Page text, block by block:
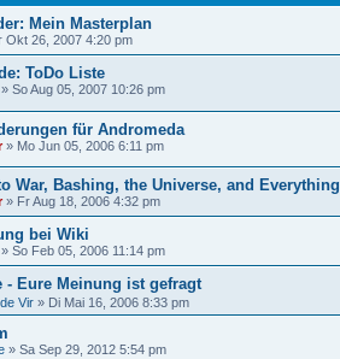
Mein Masterplan
Okt 26, 2007 4:20 pm
ToDo Liste
So Aug 05, 2007 10:26 pm
für Andromeda
» Mo Jun 05, 2006 6:11 pm
War, Bashing, the Universe, and Everything
» Fr Aug 18, 2006 4:32 pm
bei Wiki
So Feb 05, 2006 11:14 pm
- Eure Meinung ist gefragt
Vir » Di Mai 16, 2006 8:33 pm
» Sa Sep 29, 2012 5:54 pm